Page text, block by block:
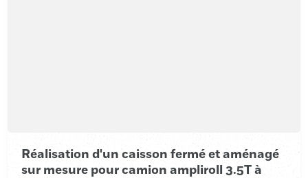
Réalisation d'un caisson fermé et aménagé
sur mesure pour camion ampliroll 3.5T à